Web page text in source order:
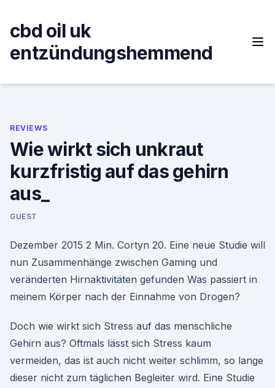
content
cbd oil uk
entzündungshemmend
REVIEWS
Wie wirkt sich unkraut
kurzfristig auf das gehirn
aus_
GUEST
Dezember 2015 2 Min. Cortyn 20. Eine neue Studie will
nun Zusammenhänge zwischen Gaming und
veränderten Hirnaktivitäten gefunden Was passiert in
meinem Körper nach der Einnahme von Drogen?
Doch wie wirkt sich Stress auf das menschliche
Gehirn aus? Oftmals lässt sich Stress kaum
vermeiden, das ist auch nicht weiter schlimm, so lange
dieser nicht zum täglichen Begleiter wird. Eine Studie